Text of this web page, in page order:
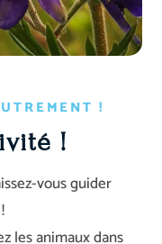
!
!
vous guider
les animaux dans